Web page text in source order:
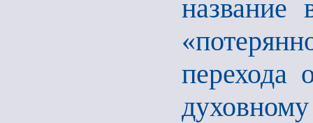
название
перехода